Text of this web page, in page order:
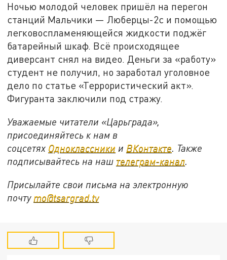
Ночью молодой человек пришёл на перегон
станций Мальчики — Люберцы-2с и помощью
легковоспламеняющейся жидкости поджёг
батарейный шкаф. Всё происходящее
диверсант снял на видео. Деньги за «работу»
студент не получил, но заработал уголовное
дело по статье «Террористический акт».
Фигуранта заключили под стражу.
Уважаемые читатели «Царьграда»,
присоединяйтесь к нам в
соцсетях Одноклассники и ВКонтакте. Также
подписывайтесь на наш телеграм-канал.
Присылайте свои письма на электронную
почту mo@tsargrad.tv